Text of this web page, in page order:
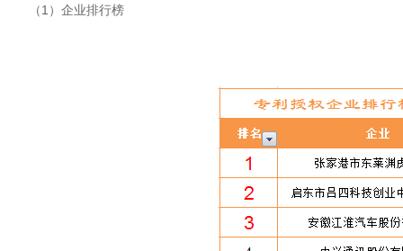
（1）企业排行榜